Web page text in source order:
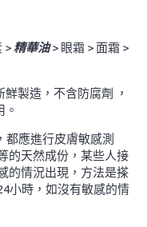
> 精華油> 眼霜 > 面霜 >
製造，不含防腐劑 ，
都應進行皮膚敏感測
的天然成份，某些人接
的情況出現，方法是搽
小時，如沒有敏感的情